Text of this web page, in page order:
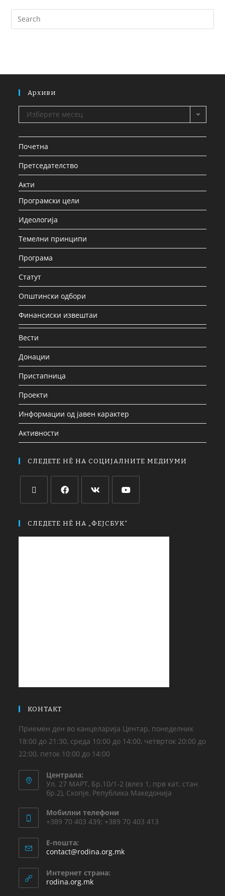
Архиви
Изберете месец
Почетна
Претседателство
Акти
Програмски цели
Идеологија
Темелни принципи
Програма
Статут
Општински одбори
Финансиски извештаи
Вести
Донации
Пристапница
Проекти
Информации од јавен карактер
Активности
СЛЕДЕТЕ НЀ НА СОЦИЈАЛНИТЕ МЕДИУМИ
СЛЕДЕТЕ НЀ НА „ФЕЈСБУК“
КОНТАКТ
Приемен ден во канцеларија Центар, понеделник
18:00 до 21:30, среда 10:00 до 14:00, четврток 20:00 до
22:00, петок 10:00 до 14:00
Централа:
Ул. 27 МАРТ, Бр.10/1-2 (влез 1, прв кат, стан
бр.2), Скопје, Република Македонија
Мобилни телефони
+389 70 403 439; +389 70 403 413
Е-пошта:
contact@rodina.org.mk
Интернет страна:
rodina.org.mk